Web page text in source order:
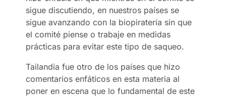
sigue discutiendo, en nuestros países se
sigue avanzando con la biopiratería sin que
el comité piense o trabaje en medidas
prácticas para evitar este tipo de saqueo.
Tailandia fue otro de los países que hizo
comentarios enfáticos en esta materia al
poner en escena que lo fundamental de este